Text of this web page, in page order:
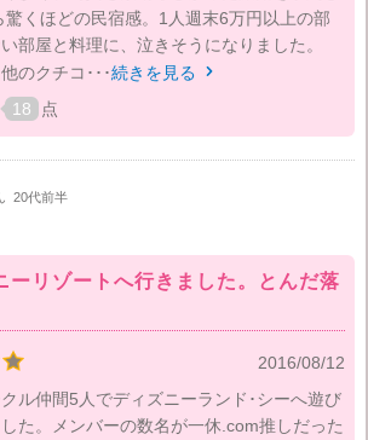
驚くほどの民宿感。1人週末6万円以上の部
部屋と料理に、泣きそうになりました。
のクチコ･･･続きを見る 
18 点
20代前半
ーリゾートへ行きました。とんだ落
2016/08/12
ル仲間5人でディズニーランド･シーへ遊び
た。メンバーの数名が一休.com推しだった